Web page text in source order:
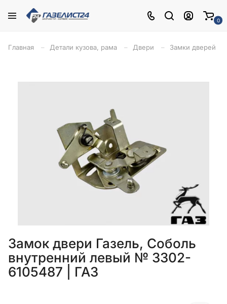
0
Главная Детали кузова, рама Двери Замки дверей
Замок двери Газель, Соболь
внутренний левый № 3302-
6105487 | ГАЗ